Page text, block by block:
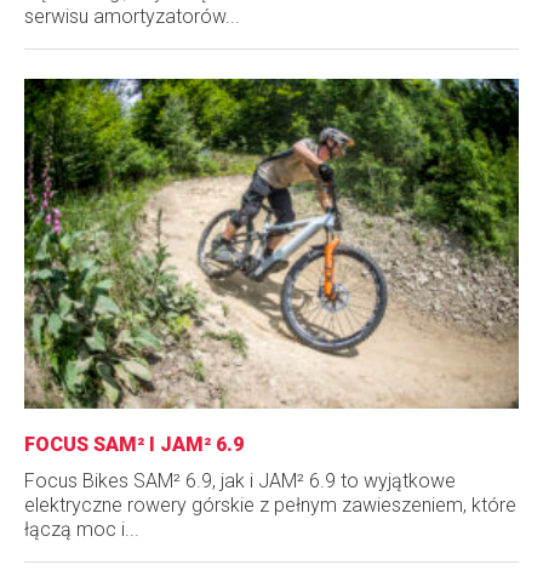
serwisu amortyzatorów...
FOCUS SAM² I JAM² 6.9
Focus Bikes SAM² 6.9, jak i JAM² 6.9 to wyjątkowe
elektryczne rowery górskie z pełnym zawieszeniem, które
łączą moc i...